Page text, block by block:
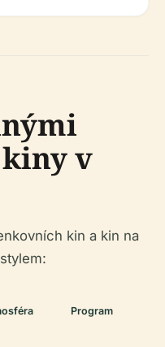
v
kin a kin na
Program